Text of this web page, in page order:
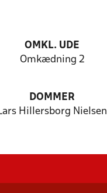
OMKL. UDE
Omkædning 2
DOMMER
Hillersborg Nielsen